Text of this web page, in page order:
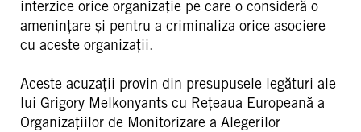
interzice orice organizație pe care o consideră o
amenințare și pentru a criminaliza orice asociere
cu aceste organizații.
Aceste acuzații provin din presupusele legături ale
lui Grigory Melkonyants cu Rețeaua Europeană a
Organizațiilor de Monitorizare a Alegerilor